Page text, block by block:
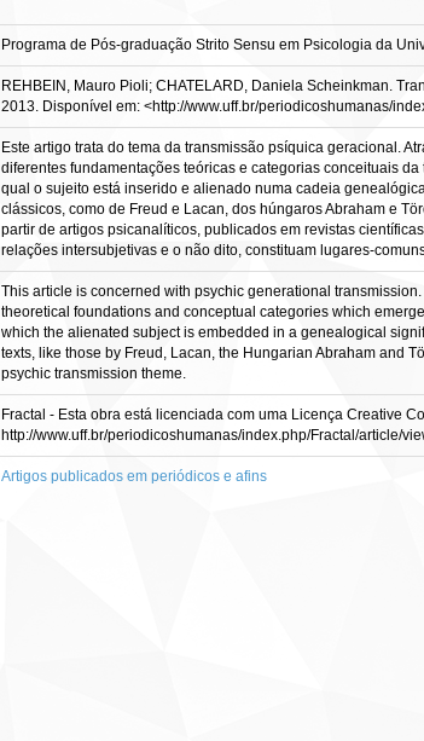
Programa de Pós-graduação Strito Sensu em Psicologia da
REHBEIN, Mauro Pioli; CHATELARD, Daniela Scheinkman.
2013. Disponível em: <http://www.uff.br/periodicoshumanas/
Este artigo trata do tema da transmissão psíquica geracional.
diferentes fundamentações teóricas e categorias conceituais
qual o sujeito está inserido e alienado numa cadeia
clássicos, como de Freud e Lacan, dos húngaros Abraham e
partir de artigos psicanalíticos, publicados em revistas
relações intersubjetivas e o não dito, constituam lugares-
This article is concerned with psychic generational
theoretical foundations and conceptual categories which
which the alienated subject is embedded in a genealogical
texts, like those by Freud, Lacan, the Hungarian Abraham and
psychic transmission theme.
Fractal - Esta obra está licenciada com uma Licença Creative
http://www.uff.br/periodicoshumanas/index.php/Fractal/article/
Artigos publicados em periódicos e afins